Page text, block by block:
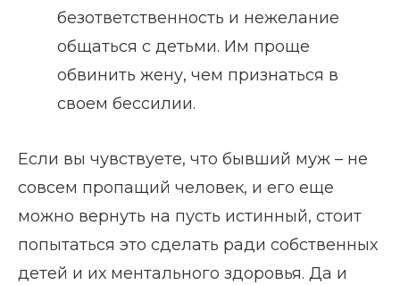
безответственность и нежелание
общаться с детьми. Им проще
обвинить жену, чем признаться в
своем бессилии.
Если вы чувствуете, что бывший муж – не
совсем пропащий человек, и его еще
можно вернуть на пусть истинный, стоит
попытаться это сделать ради собственных
детей и их ментального здоровья. Да и